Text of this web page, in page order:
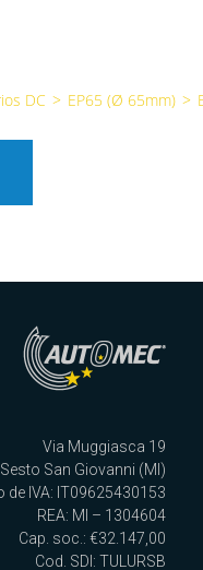
DC > EP65 (Ø 65mm) >
Via Muggiasca 19
San Giovanni (MI)
de IVA: IT09625430153
REA: MI – 1304604
Cap. soc.: €32.147,00
Cod. SDI: TULURSB